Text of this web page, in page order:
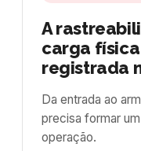
A
carga
registrada
Da entrada ao
precisa formar
operação.